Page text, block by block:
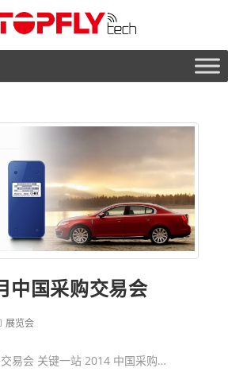
中国采购交易会
展览会
易会 关键一站 2014 中国采购…